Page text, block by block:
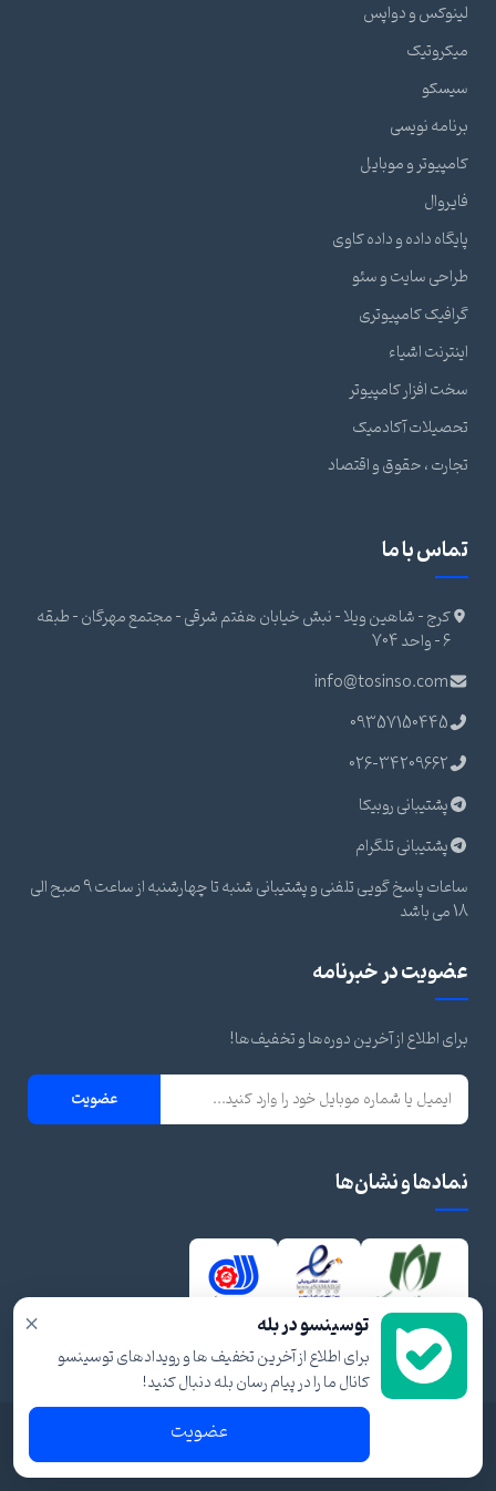
لینوکس و دواپس
میکروتیک
سیسکو
برنامه نویسی
کامپیوتر و موبایل
فایروال
پایگاه داده و داده کاوی
طراحی سایت و سئو
گرافیک کامپیوتری
اینترنت اشیاء
سخت افزار کامپیوتر
تحصیلات آکادمیک
تجارت ، حقوق و اقتصاد
تماس با ما
کرج - شاهین ویلا - نبش خیابان هفتم شرقی - مجتمع مهرگان - طبقه
6 - واحد 704
info@tosinso.com
09357150445
026-34209662
پشتیبانی روبیکا
پشتیبانی تلگرام
ساعات پاسخ گویی تلفنی و پشتیبانی شنبه تا چهارشنبه از ساعت 9 صبح الی
18 می باشد
عضویت در خبرنامه
برای اطلاع از آخرین دوره‌ها و تخفیف‌ها!
عضویت
نمادها و نشان‌ها
شرایط و قوانین
× توسینسو در بله
برای اطلاع از آخرین تخفیف ها و رویدادهای توسینسو
کانال ما را در پیام رسان بله دنبال کنید!
عضویت